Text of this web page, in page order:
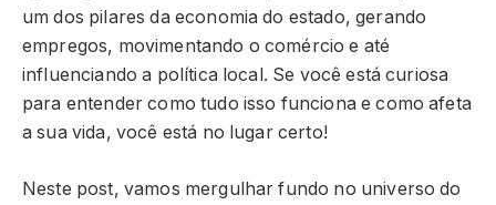
um dos pilares da economia do estado, gerando
empregos, movimentando o comércio e até
influenciando a política local. Se você está curiosa
para entender como tudo isso funciona e como afeta
a sua vida, você está no lugar certo!
Neste post, vamos mergulhar fundo no universo do